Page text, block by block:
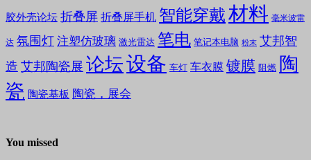
胶外壳论坛 折叠屏 折叠屏手机 智能穿戴材料 毫米波雷
达 氛围灯 注塑仿玻璃 激光雷达 笔电 笔记本电脑 粉末 艾邦智
造 艾邦陶瓷展 论坛设备 车灯 车衣膜 镀膜 阻燃 陶
瓷 陶瓷基板 陶瓷，展会
You missed